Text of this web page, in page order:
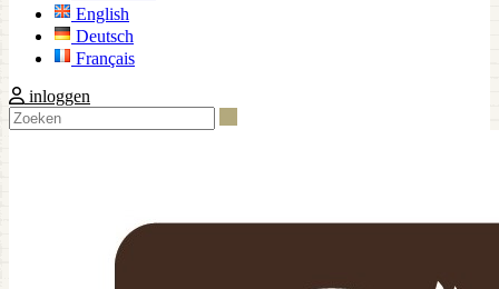
English
Deutsch
Français
inloggen